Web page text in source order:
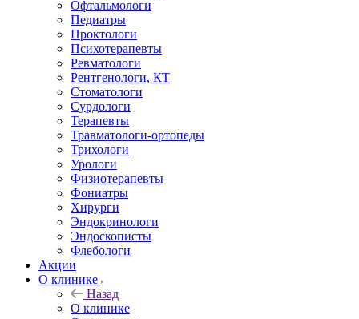
Офтальмологи
Педиатры
Проктологи
Психотерапевты
Ревматологи
Рентгенологи, КТ
Стоматологи
Сурдологи
Терапевты
Травматологи-ортопеды
Трихологи
Урологи
Физиотерапевты
Фониатры
Хирурги
Эндокринологи
Эндоскописты
Флебологи
Акции
О клинике
Назад
О клинике